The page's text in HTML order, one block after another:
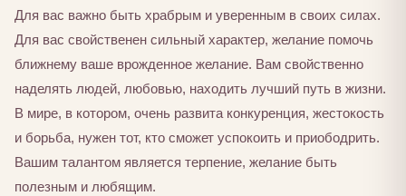
Для вас важно быть храбрым и уверенным в своих силах.
Для вас свойственен сильный характер, желание помочь
ближнему ваше врожденное желание. Вам свойственно
наделять людей, любовью, находить лучший путь в жизни.
В мире, в котором, очень развита конкуренция, жестокость
и борьба, нужен тот, кто сможет успокоить и приободрить.
Вашим талантом является терпение, желание быть
полезным и любящим.